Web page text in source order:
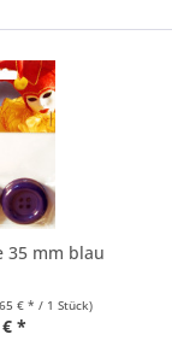
35 mm blau
€ * / 1 Stück)
*